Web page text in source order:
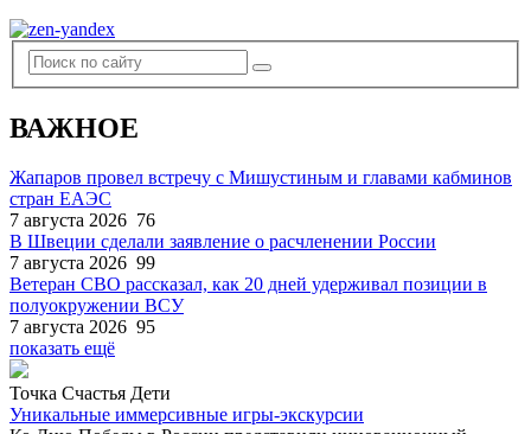
ВАЖНОЕ
Жапаров провел встречу с Мишустиным и главами кабминов
стран ЕАЭС
7 августа 2026 76
В Швеции сделали заявление о расчленении России
7 августа 2026 99
Ветеран СВО рассказал, как 20 дней удерживал позиции в
полуокружении ВСУ
7 августа 2026 95
показать ещё
Точка Счастья Дети
Уникальные иммерсивные игры-экскурсии